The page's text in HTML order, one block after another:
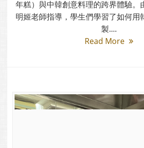
年糕）與中韓創意料理的跨界體驗。
明姬老師指導，學生們學習了如何用
製....
Read More